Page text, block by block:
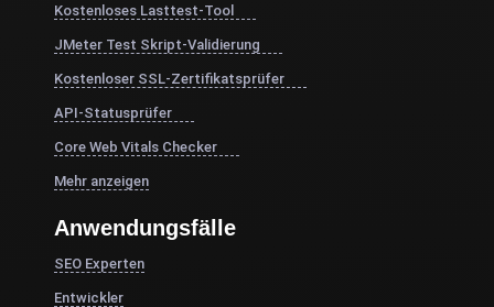
Kostenloses Lasttest-Tool
JMeter Test Skript-Validierung
Kostenloser SSL-Zertifikatsprüfer
API-Statusprüfer
Core Web Vitals Checker
Mehr anzeigen
Anwendungsfälle
SEO Experten
Entwickler